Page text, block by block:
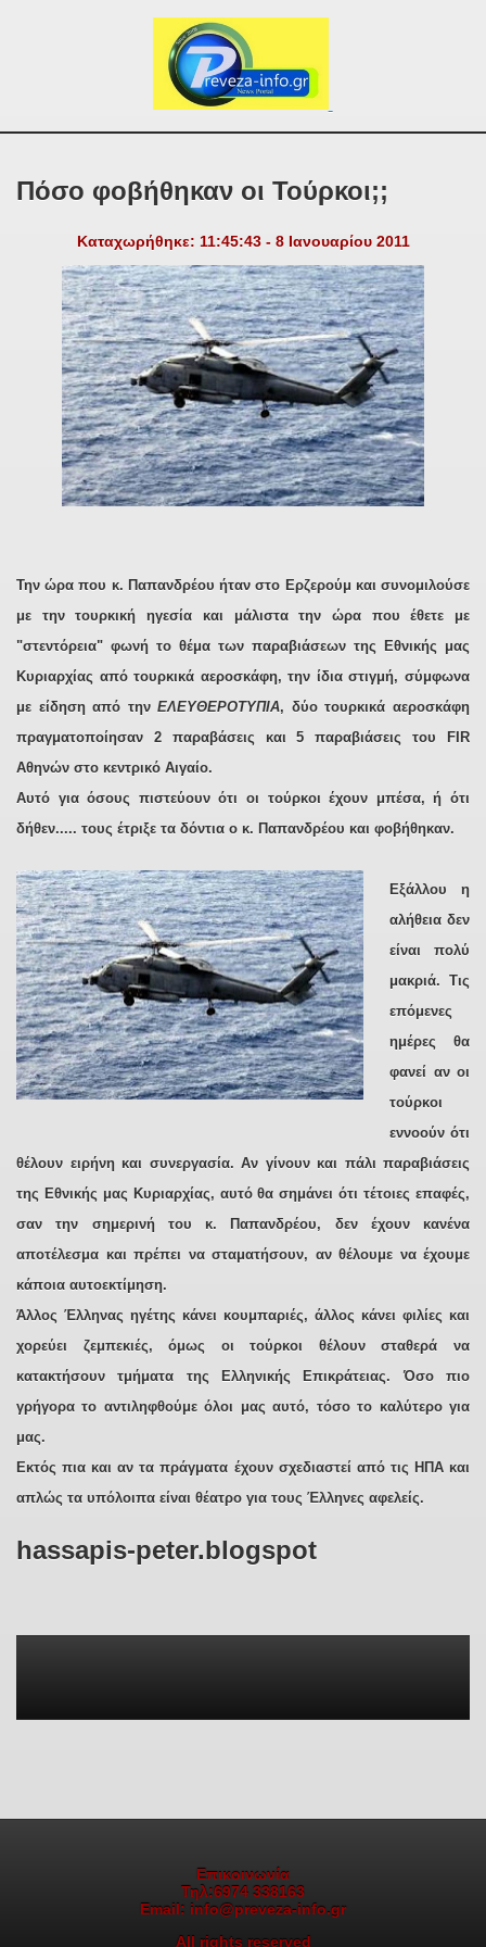
Πόσο φοβήθηκαν οι Τούρκοι;;
Καταχωρήθηκε: 11:45:43 - 8 Ιανουαρίου 2011
Την ώρα που κ. Παπανδρέου ήταν στο Ερζερούμ και συνομιλούσε
με την τουρκική ηγεσία και μάλιστα την ώρα που έθετε με
"στεντόρεια" φωνή το θέμα των παραβιάσεων της Εθνικής μας
Κυριαρχίας από τουρκικά αεροσκάφη, την ίδια στιγμή, σύμφωνα
με είδηση από τηνΕΛΕΥΘΕΡΟΤΥΠΙΑ, δύο τουρκικά αεροσκάφη
πραγματοποίησαν 2 παραβάσεις και 5 παραβιάσεις του FIR
Αθηνών στο κεντρικό Αιγαίο.
Αυτό για όσους πιστεύουν ότι οι τούρκοι έχουν μπέσα, ή ότι
δήθεν..... τους έτριξε τα δόντια ο κ. Παπανδρέου και φοβήθηκαν.
Εξάλλου η
αλήθεια δεν
είναι πολύ
μακριά. Τις
επόμενες
ημέρες θα
φανεί αν οι
τούρκοι
εννοούν ότι
θέλουν ειρήνη και συνεργασία. Αν γίνουν και πάλι παραβιάσεις
της Εθνικής μας Κυριαρχίας, αυτό θα σημάνει ότι τέτοιες επαφές,
σαν την σημερινή του κ. Παπανδρέου, δεν έχουν κανένα
αποτέλεσμα και πρέπει να σταματήσουν, αν θέλουμε να έχουμε
κάποια αυτοεκτίμηση.
Άλλος Έλληνας ηγέτης κάνει κουμπαριές, άλλος κάνει φιλίες και
χορεύει ζεμπεκιές, όμως οι τούρκοι θέλουν σταθερά να
κατακτήσουν τμήματα της Ελληνικής Επικράτειας. Όσο πιο
γρήγορα το αντιληφθούμε όλοι μας αυτό, τόσο το καλύτερο για
μας.
Εκτός πια και αν τα πράγματα έχουν σχεδιαστεί από τις ΗΠΑ και
απλώς τα υπόλοιπα είναι θέατρο για τους Έλληνες αφελείς.
hassapis-peter.blogspot
Επικοινωνία
Τηλ:6974 338163
Email: info@preveza-info.gr
All rights reserved